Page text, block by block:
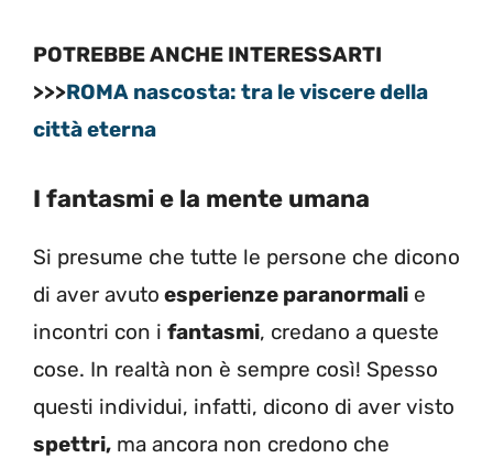
POTREBBE ANCHE INTERESSARTI
>>>ROMA nascosta: tra le viscere della
città eterna
I fantasmi e la mente umana
Si presume che tutte le persone che dicono
di aver avuto esperienze paranormali e
incontri con i fantasmi, credano a queste
cose. In realtà non è sempre così! Spesso
questi individui, infatti, dicono di aver visto
spettri, ma ancora non credono che